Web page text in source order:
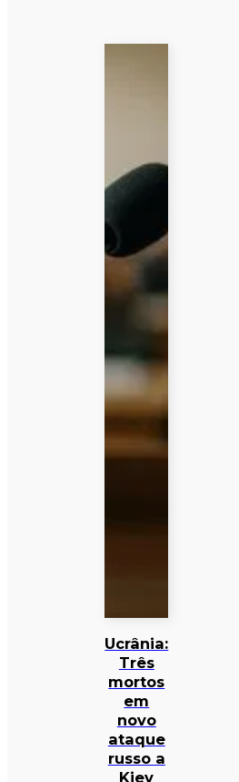
Ucrânia:
Três
mortos
em
novo
ataque
russo a
Kiev